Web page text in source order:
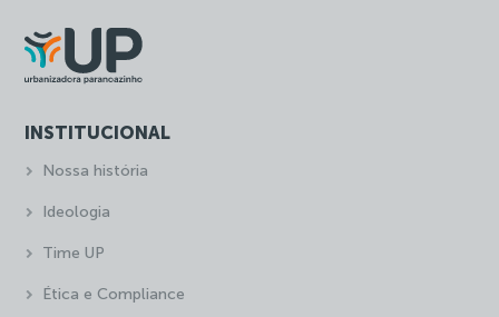
INSTITUCIONAL
Nossa história
Ideologia
Time UP
Ética e Compliance